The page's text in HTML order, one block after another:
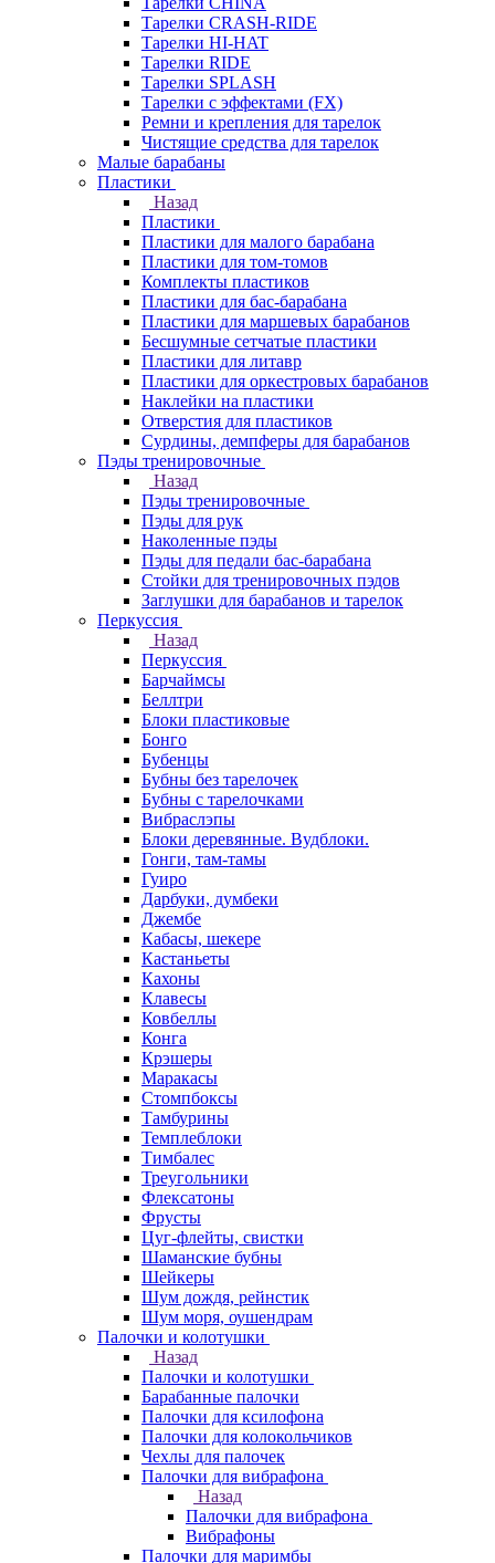
Тарелки CRASH-RIDE
Тарелки HI-HAT
Тарелки RIDE
Тарелки SPLASH
Тарелки с эффектами (FX)
Ремни и крепления для тарелок
Чистящие средства для тарелок
Малые барабаны
Пластики
Назад
Пластики
Пластики для малого барабана
Пластики для том-томов
Комплекты пластиков
Пластики для бас-барабана
Пластики для маршевых барабанов
Бесшумные сетчатые пластики
Пластики для литавр
Пластики для оркестровых барабанов
Наклейки на пластики
Отверстия для пластиков
Сурдины, демпферы для барабанов
Пэды тренировочные
Назад
Пэды тренировочные
Пэды для рук
Наколенные пэды
Пэды для педали бас-барабана
Стойки для тренировочных пэдов
Заглушки для барабанов и тарелок
Перкуссия
Назад
Перкуссия
Барчаймсы
Беллтри
Блоки пластиковые
Бонго
Бубенцы
Бубны без тарелочек
Бубны с тарелочками
Вибраслэпы
Блоки деревянные. Вудблоки.
Гонги, там-тамы
Гуиро
Дарбуки, думбеки
Джембе
Кабасы, шекере
Кастаньеты
Кахоны
Клавесы
Ковбеллы
Конга
Крэшеры
Маракасы
Стомпбоксы
Тамбурины
Темплеблоки
Тимбалес
Треугольники
Флексатоны
Фрусты
Цуг-флейты, свистки
Шаманские бубны
Шейкеры
Шум дождя, рейнстик
Шум моря, оушендрам
Палочки и колотушки
Назад
Палочки и колотушки
Барабанные палочки
Палочки для ксилофона
Палочки для колокольчиков
Чехлы для палочек
Палочки для вибрафона
Назад
Палочки для вибрафона
Вибрафоны
Палочки для маримбы